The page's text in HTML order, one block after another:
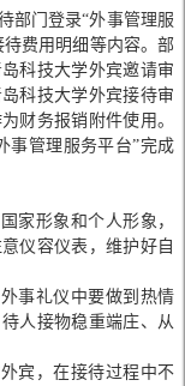
部门登录“外事管理服
费用明细等内容。部
科技大学外宾邀请审
科技大学外宾接待审
财务报销附件使用。
事管理服务平台”完成
家形象和个人形象，
仪容仪表，维护好自
事礼仪中要做到热情
人接物稳重端庄、从
宾，在接待过程中不